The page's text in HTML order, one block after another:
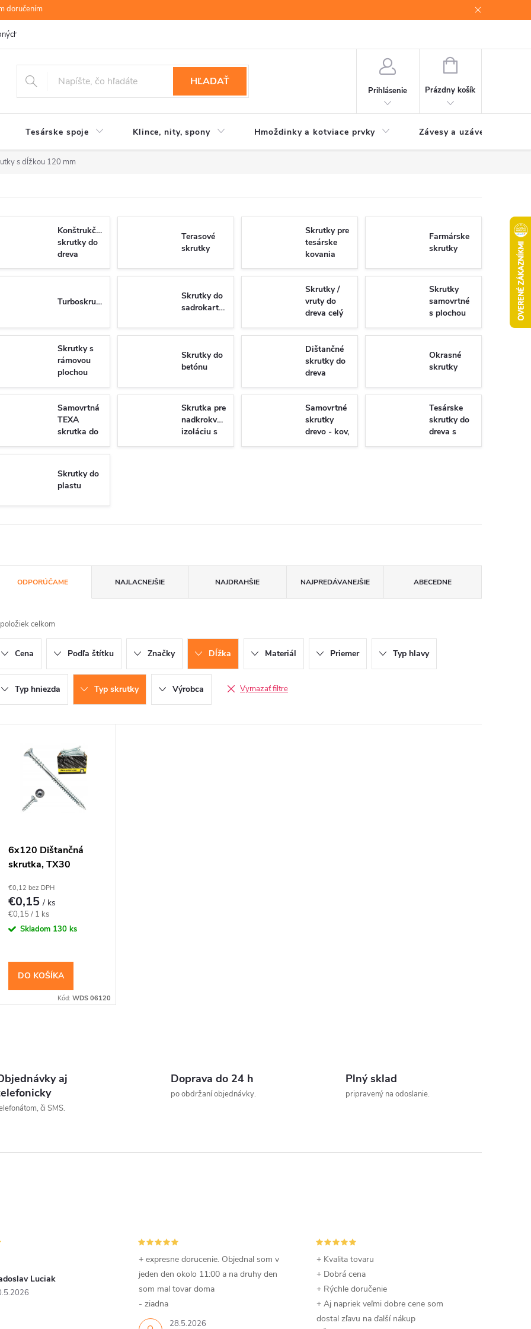
doručením
údajov
HĽADAŤ
Prihlásenie
NÁKUPNÝ
Prázdny košík
Tesárske spoje Klince, nity, spony Hmoždinky a kotviace prvky Závesy a uzávery brán
s dĺžkou 120 mm
Konštrukčné
skrutky do
dreva
Terasové
skrutky
Skrutky pre
tesárske
kovania
Farmárske
skrutky
Turboskrutky
Skrutky do
sadrokartónu
Skrutky /
vruty do
dreva celý
závit
Torx/PZ
Skrutky
samovrtné
s plochou
hlavou -
univerzálne
Skrutky s
rámovou
plochou
hlavou do
dreva
Skrutky do
betónu
Dištančné
skrutky do
dreva
Okrasné
skrutky
Samovrtná
TEXA
skrutka do
plechu so
6-hrannou
7504K/N
Skrutka pre
nadkrokvovu
izoláciu s
tanierovou
Samovrtné
skrutky
drevo - kov,
WSDST
Tesárske
skrutky do
dreva s
plným
Skrutky do
plastu
ODPORÚČAME NAJLACNEJŠIE NAJDRAHŠIE NAJPREDÁVANEJŠIE ABECEDNE
celkom
Cena Podľa štítku Značky Dĺžka Materiál Priemer Typ hlavy
Typ hniezda Typ skrutky Výrobca Vymazať filtre
6x120 Dištančná
skrutka, TX30
€0,12 bez DPH
€0,15/ ks
Jednotková
cena:
€0,15 / 1 ks
Skladom 130 ks
DO KOŠÍKA
Kód: WDS 06120
aj
či SMS.
Doprava do 24 h
po obdržaní objednávky.
Plný sklad
pripravený na odoslanie.
Luciak
28.5.2026
+ expresne dorucenie. Objednal som v
jeden den okolo 11:00 a na druhy den
som mal tovar doma
- ziadna
+ Kvalita tovaru
+ Dobrá cena
+ Rýchle doručenie
+ Aj napriek veľmi dobre cene som
dostal zľavu na ďalší nákup